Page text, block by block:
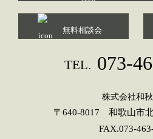
無料相談会
TEL. 073-
株式会社和
〒640-8017 和歌山市
FAX.073-